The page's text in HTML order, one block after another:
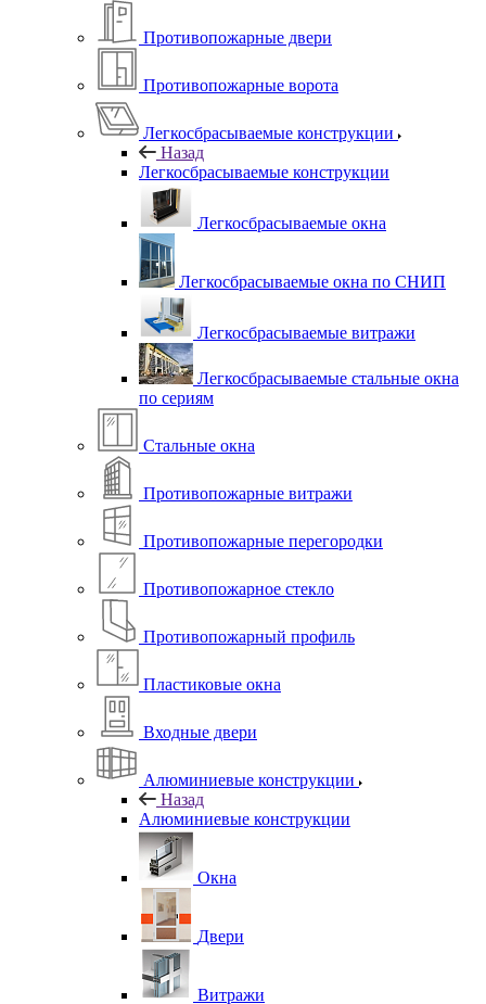
Противопожарные двери
Противопожарные ворота
Легкосбрасываемые конструкции
Назад
Легкосбрасываемые конструкции
Легкосбрасываемые окна
Легкосбрасываемые окна по СНИП
Легкосбрасываемые витражи
Легкосбрасываемые стальные окна
по сериям
Стальные окна
Противопожарные витражи
Противопожарные перегородки
Противопожарное стекло
Противопожарный профиль
Пластиковые окна
Входные двери
Алюминиевые конструкции
Назад
Алюминиевые конструкции
Окна
Двери
Витражи